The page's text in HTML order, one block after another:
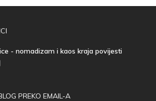
- nomadizam i kaos kraja povijesti
PREKO EMAIL-A